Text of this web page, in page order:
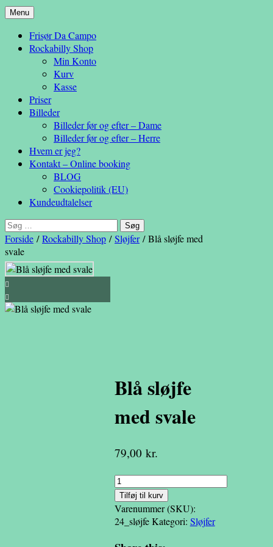
Da Campo
– en anderledes frisøroplevelse
Menu Hop
indhold
Frisør Da Campo
Rockabilly Shop
Min Konto
Kurv
Kasse
Priser
Billeder
Billeder før og efter – Dame
Billeder før og efter – Herre
Hvem er jeg?
Kontakt – Online booking
BLOG
Cookiepolitik (EU)
Kundeudtalelser
Søg
efter:
Forside /Rockabilly Shop /Sløjfer/ Blå sløjfe med
svale
Blå sløjfe
med svale
79,00 kr.
Blå
sløjfe
med
svale
Tilføj til kurv
Varenummer (SKU):
24_sløjfe Kategori: Sløjfer